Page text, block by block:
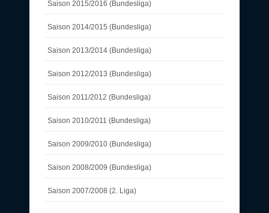
Saison 2015/2016 (Bundesliga)
Saison 2014/2015 (Bundesliga)
Saison 2013/2014 (Bundesliga)
Saison 2012/2013 (Bundesliga)
Saison 2011/2012 (Bundesliga)
Saison 2010/2011 (Bundesliga)
Saison 2009/2010 (Bundesliga)
Saison 2008/2009 (Bundesliga)
Saison 2007/2008 (2. Liga)